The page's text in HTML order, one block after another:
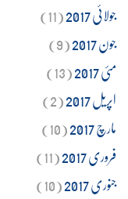
جولائی 2017
(11)
جون 2017
(9)
مئی 2017
(13)
اپریل 2017
(2)
مارچ 2017
(10)
فروری 2017
(11)
جنوری 2017
(10)